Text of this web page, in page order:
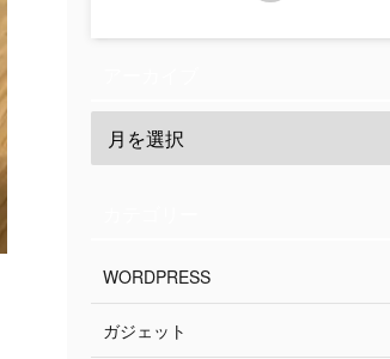
WORDPRESS
ガジェット